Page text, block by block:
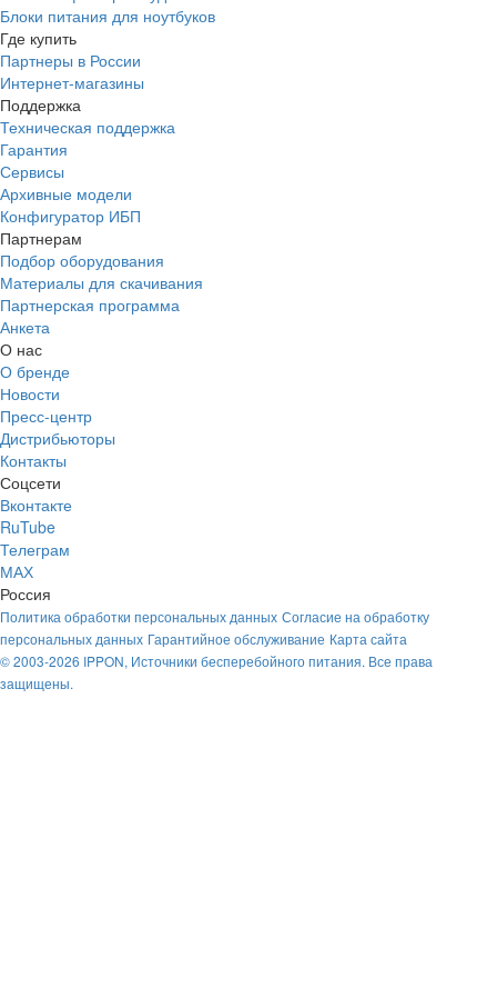
Блоки питания для ноутбуков
Где купить
Партнеры в России
Интернет-магазины
Поддержка
Техническая поддержка
Гарантия
Сервисы
Архивные модели
Конфигуратор ИБП
Партнерам
Подбор оборудования
Материалы для скачивания
Партнерская программа
Анкета
О нас
О бренде
Новости
Пресс-центр
Дистрибьюторы
Контакты
Соцсети
Вконтакте
RuTube
Телеграм
МАХ
Россия
Политика обработки персональных данных Согласие на обработку
персональных данных Гарантийное обслуживание Карта сайта
© 2003-2026 IPPON, Источники бесперебойного питания. Все права
защищены.